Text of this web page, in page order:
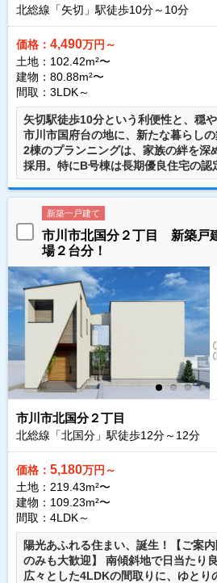
北総線「矢切」駅徒歩10分～ 10分
価格： 4,490万円～
土地：102.42m²〜
建物：80.88m²〜
間取：3LDK～
矢切駅徒歩10分という利便性と、穏
市川市国府台の地に、新たな暮らし
2棟のプランニングは、家族の絆を深
採用。特にB号棟は長期優良住宅の認
新築一戸建て
市川市北国分２丁目 新築戸
場２台分！
市川市北国分２丁目
北総線「北国分」駅徒歩12分～ 12分
価格： 5,180万円～
土地：219.43m²〜
建物：109.23m²〜
間取：4LDK～
陽光あふれる住まい、誕生！【ご案
のみも大歓迎】 南傾斜地で日当たり
広々とした4LDKの間取りに、ゆとり